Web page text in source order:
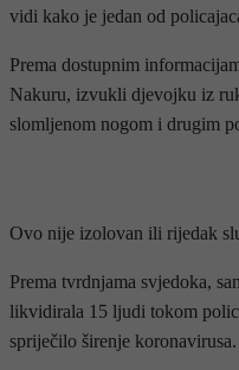
vidi kako je jedan od
Prema dostupnim
Nakuru, izvukli djevojku iz
slomljenom nogom i drugim
Ovo nije izolovan ili rijedak
Prema tvrdnjama svjedoka,
likvidirala 15 ljudi tokom
spriječilo širenje koronavirusa.